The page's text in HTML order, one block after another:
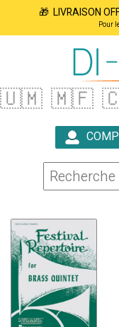
🎁 LIVRAISON
Pour
🇺🇲 🇲🇫